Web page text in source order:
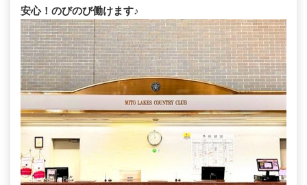
安心！のびのび働けます♪